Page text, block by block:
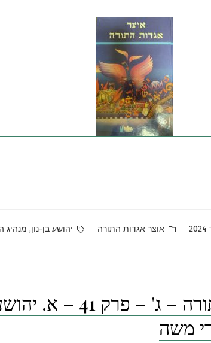
Posted
אוצר אגדות התורה Tags:
יהושע בן-נון, מנהיג
אוצר אגדות התורה – ג' –
משה